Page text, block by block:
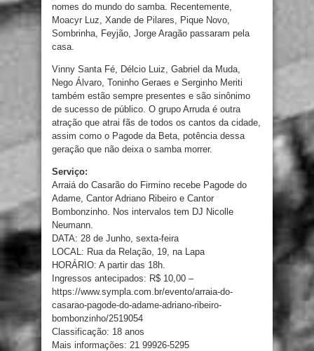
nomes do mundo do samba. Recentemente,
Moacyr Luz, Xande de Pilares, Pique Novo,
Sombrinha, Feyjão, Jorge Aragão passaram pela
casa.
Vinny Santa Fé, Délcio Luiz, Gabriel da Muda,
Nego Álvaro, Toninho Geraes e Serginho Meriti
também estão sempre presentes e são sinônimo
de sucesso de público. O grupo Arruda é outra
atração que atrai fãs de todos os cantos da cidade,
assim como o Pagode da Beta, potência dessa
geração que não deixa o samba morrer.
Serviço:
Arraiá do Casarão do Firmino recebe Pagode do
Adame, Cantor Adriano Ribeiro e Cantor
Bombonzinho. Nos intervalos tem DJ Nicolle
Neumann.
DATA: 28 de Junho, sexta-feira
LOCAL: Rua da Relação, 19, na Lapa
HORÁRIO: A partir das 18h.
Ingressos antecipados: R$ 10,00 –
https://www.sympla.com.br/evento/arraia-do-
casarao-pagode-do-adame-adriano-ribeiro-
bombonzinho/2519054
Classificação: 18 anos
Mais informações: 21 99926-5295